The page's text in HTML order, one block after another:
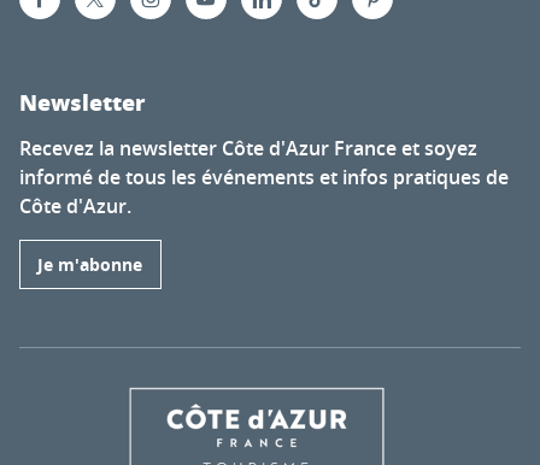
Newsletter
Recevez la newsletter Côte d'Azur France et soyez
informé de tous les événements et infos pratiques de
Côte d'Azur.
Je m'abonne